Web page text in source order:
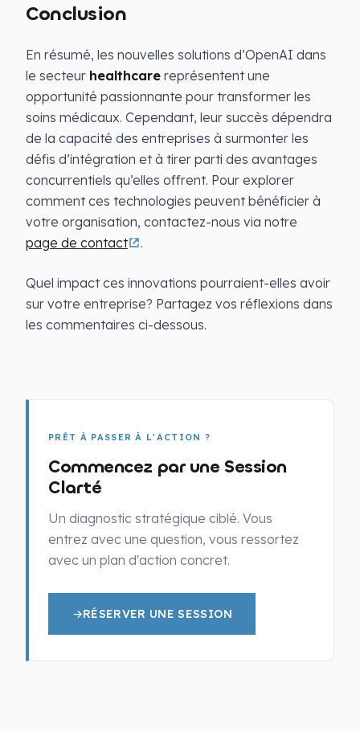
Conclusion
En résumé, les nouvelles solutions d’OpenAI dans
le secteur healthcare représentent une
opportunité passionnante pour transformer les
soins médicaux. Cependant, leur succès dépendra
de la capacité des entreprises à surmonter les
défis d’intégration et à tirer parti des avantages
concurrentiels qu’elles offrent. Pour explorer
comment ces technologies peuvent bénéficier à
votre organisation, contactez-nous via notre
page de contact
.
Quel impact ces innovations pourraient-elles avoir
sur votre entreprise? Partagez vos réflexions dans
les commentaires ci-dessous.
PRÊT À PASSER À L'ACTION ?
Commencez par une Session
Clarté
Un diagnostic stratégique ciblé. Vous
entrez avec une question, vous ressortez
avec un plan d'action concret.
→RÉSERVER UNE SESSION